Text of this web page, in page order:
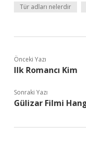
Tür adları nelerdir
Önceki Yazı
Ilk Romancı Kim
Sonraki Yazı
Gülizar Filmi